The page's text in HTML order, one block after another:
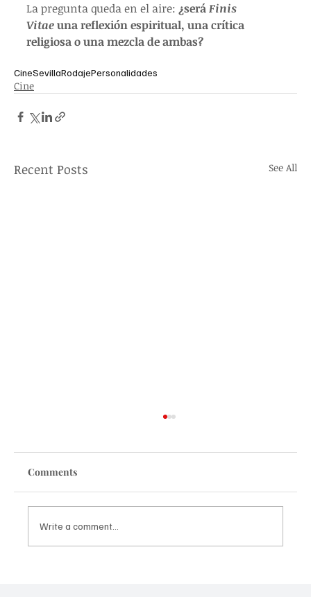
La pregunta queda en el aire: ¿será Finis
Vitae una reflexión espiritual, una crítica
religiosa o una mezcla de ambas?
CineSevillaRodajePersonalidades
Cine
Recent Posts See All
Comments
Write a comment...